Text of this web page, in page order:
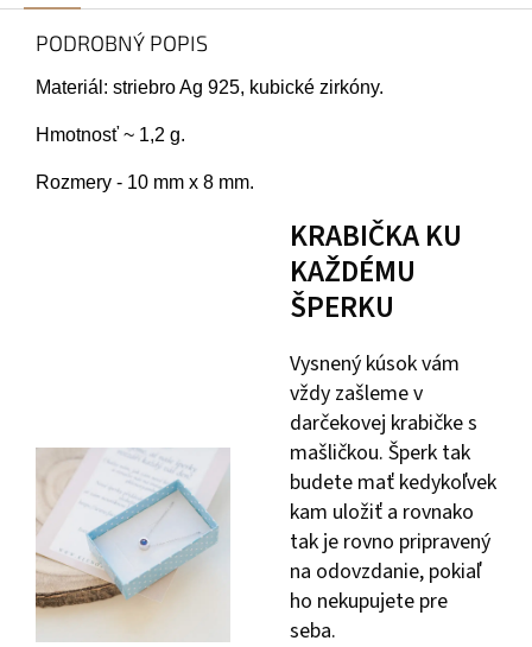
PODROBNÝ POPIS
Materiál: striebro Ag 925, kubické zirkóny.
Hmotnosť ~ 1,2 g.
Rozmery - 10 mm x 8 mm.
KRABIČKA KU
KAŽDÉMU
ŠPERKU
Vysnený kúsok vám
vždy zašleme v
darčekovej krabičke s
mašličkou. Šperk tak
budete mať kedykoľvek
kam uložiť a rovnako
tak je rovno pripravený
na odovzdanie, pokiaľ
ho nekupujete pre
seba.